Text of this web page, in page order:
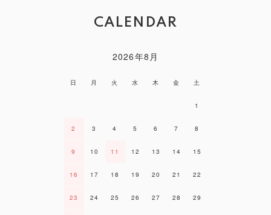
CALENDAR
2026年8月
日 月 火 水 木 金 土
1
2 3 4 5 6 7 8
9 10 11 12 13 14 15
16 17 18 19 20 21 22
23 24 25 26 27 28 29